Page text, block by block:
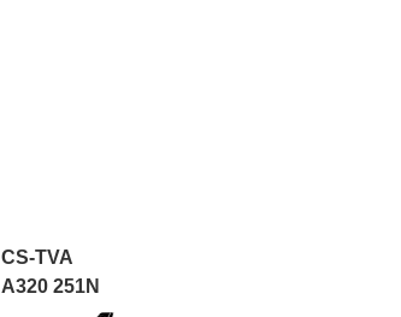
CS-TVA
A320 251N